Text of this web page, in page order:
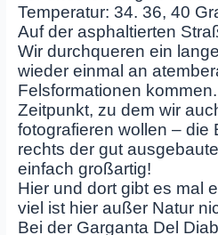
Temperatur: 34. 36, 40
Auf der asphaltierten
Wir durchqueren ein
wieder einmal an
Felsformationen
Zeitpunkt, zu dem wir
fotografieren wollen – die
rechts der gut
einfach großartig!
Hier und dort gibt es mal
viel ist hier außer Natur
Bei der Garganta Del